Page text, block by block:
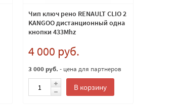
Чип ключ рено RENAULT CLIO 2
KANGOO дистанционный одна
кнопки 433Mhz
4 000 руб.
3 000 руб. - цена для партнеров
В корзину